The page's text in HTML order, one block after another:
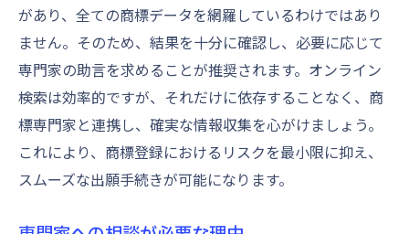
成功するために知っておくべき地域情報
商標登録で事業成功への道を切り開く
商標がもたらすビジネスの成長
ブランド価値を高める商標戦略
商標を活用したマーケティング手法
事業拡大と商標の関係性
があり、全ての商標データを網羅しているわけではあり
ません。そのため、結果を十分に確認し、必要に応じて
専門家の助言を求めることが推奨されます。オンライン
検索は効率的ですが、それだけに依存することなく、商
標専門家と連携し、確実な情報収集を心がけましょう。
これにより、商標登録におけるリスクを最小限に抑え、
スムーズな出願手続きが可能になります。